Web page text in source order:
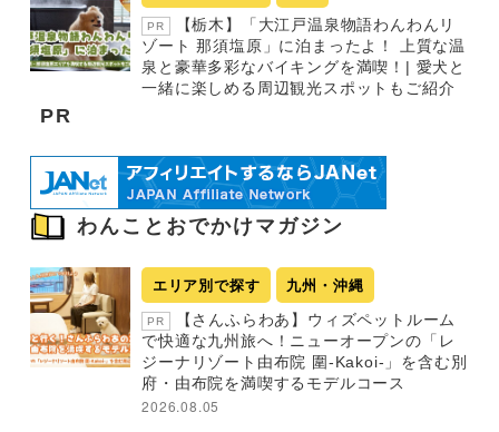
PR
【栃木】「大江戸温泉物語わんわんリ
ゾート 那須塩原」に泊まったよ！ 上質な温
泉と豪華多彩なバイキングを満喫！| 愛犬と
一緒に楽しめる周辺観光スポットもご紹介
PR
わんことおでかけマガジン
エリア別で探す 九州・沖縄
PR
【さんふらわあ】ウィズペットルーム
で快適な九州旅へ！ニューオープンの「レ
ジーナリゾート由布院 圍-Kakoi-」を含む別
府・由布院を満喫するモデルコース
2026.08.05